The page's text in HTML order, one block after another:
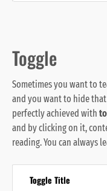
Toggle
Sometimes you want to
and you want to hide
perfectly achieved with
and by clicking on it,
reading. You can always
Toggle Title